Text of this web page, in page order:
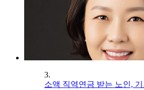
3.
소액 직역연금 받는 노인,